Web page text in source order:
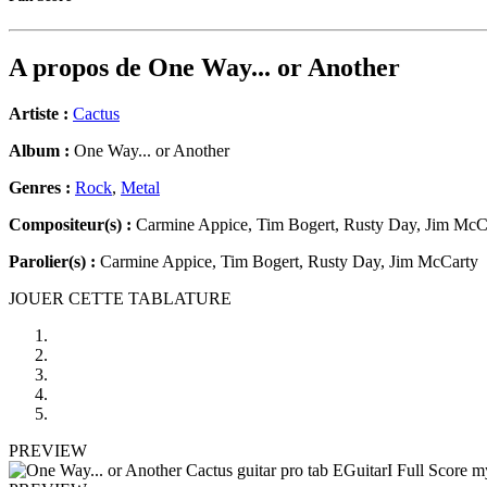
A propos de One Way... or Another
Artiste : Cactus
Album : One Way... or Another
Genres : Rock, Metal
Compositeur(s) : Carmine Appice, Tim Bogert, Rusty Day, Jim
Parolier(s) : Carmine Appice, Tim Bogert, Rusty Day, Jim McCarty
JOUER CETTE TABLATURE
PREVIEW